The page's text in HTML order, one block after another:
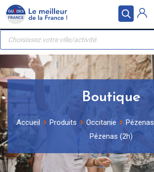
Panneau de gestion des cookies
Skip
content
Recherche
produits
Boutique
Accueil Produits Occitanie Pézenas
Pézenas (2h)